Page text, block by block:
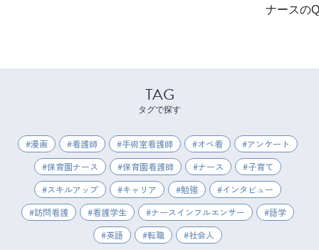
ナースの
TAG
タグで探す
漫画 看護師 手術室看護師 オペ看
アンケート
保育園ナース
保育園看護師 ナース
子育て
スキルアップ
キャリア 勉強
インタビュー
訪問看護
看護学生 ナースインフルエンサー
語学
英語
転職 社会人